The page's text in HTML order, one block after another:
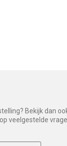
Bekijk dan
veelgestelde